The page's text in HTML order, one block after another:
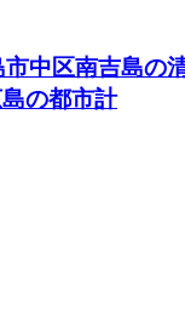
中区南吉島
の都市計